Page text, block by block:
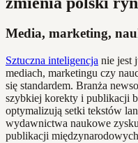
Media, marketing,
Sztuczna inteligencja nie jest
mediach, marketingu czy
się standardem. Branża
szybkiej korekty i publikacji
optymalizują setki tekstów
wydawnictwa naukowe
publikacji